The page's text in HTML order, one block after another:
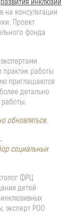
на консультации
Проект
фонда
практик работы
приглашаются
детально
обновляться.
социальных
ФРЦ
детей
эксперт РОО